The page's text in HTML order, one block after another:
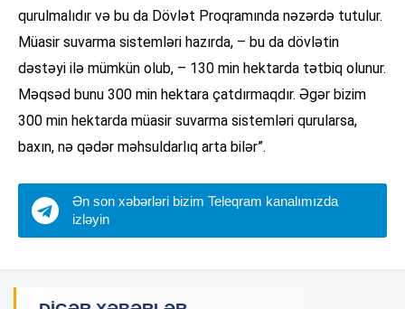
qurulmalıdır və bu da Dövlət Proqramında nəzərdə tutulur.
Müasir suvarma sistemləri hazırda, – bu da dövlətin
dəstəyi ilə mümkün olub, – 130 min hektarda tətbiq olunur.
Məqsəd bunu 300 min hektara çatdırmaqdır. Əgər bizim
300 min hektarda müasir suvarma sistemləri qurularsa,
baxın, nə qədər məhsuldarlıq arta bilər”.
Ən son xəbərləri bizim Teleqram kanalımızda
izləyin